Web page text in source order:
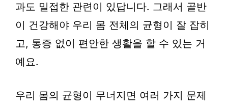
과도 밀접한 관련이 있답니다. 그래서 골반
이 건강해야 우리 몸 전체의 균형이 잘 잡히
고, 통증 없이 편안한 생활을 할 수 있는 거
예요.
우리 몸의 균형이 무너지면 여러 가지 문제